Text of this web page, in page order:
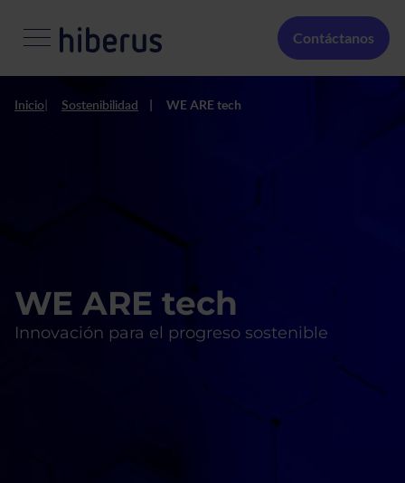
Menú Secundario
Contáctanos
Inicio Sostenibilidad WE ARE tech
WE ARE tech
Innovación para el progreso sostenible